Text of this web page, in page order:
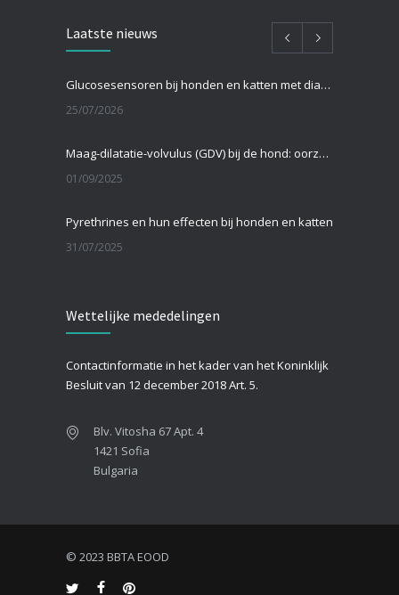
Laatste nieuws
Glucosesensoren bij honden en katten met diabetes: hoe werken ze en zijn ze beter dan een prik in het oor?
25/07/2026
Maag-dilatatie-volvulus (GDV) bij de hond: oorzaken, symptomen en behandeling
01/09/2025
Pyrethrines en hun effecten bij honden en katten
31/07/2025
26/07/2025
Wat te doen als je hond een coldpack heeft gegeten?
25/07/2025
Wettelijke mededelingen
Contactinformatie in het kader van het Koninklijk
Besluit van 12 december 2018 Art. 5.
Blv. Vitosha 67 Apt. 4
1421 Sofia
Bulgaria
© 2023 BBTA EOOD